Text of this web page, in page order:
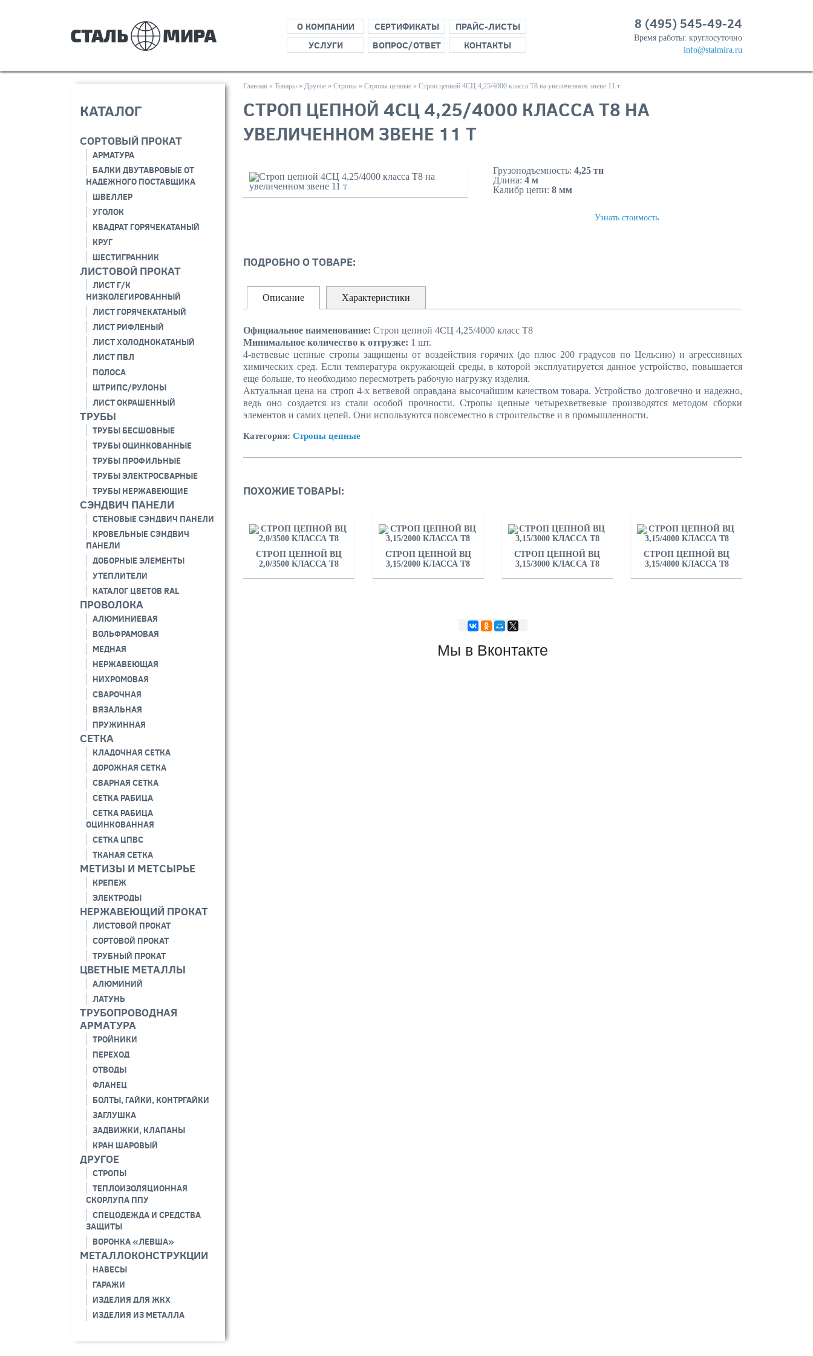
О КОМПАНИИ СЕРТИФИКАТЫ
ПРАЙС-ЛИСТЫ
УСЛУГИ
ВОПРОС/ОТВЕТ КОНТАКТЫ
8 (495) 545-49-24
Время работы: круглосуточно
info@stalmira.ru
КАТАЛОГ
СОРТОВЫЙ ПРОКАТ
АРМАТУРА
БАЛКИ ДВУТАВРОВЫЕ ОТ
НАДЕЖНОГО ПОСТАВЩИКА
ШВЕЛЛЕР
УГОЛОК
КВАДРАТ ГОРЯЧЕКАТАНЫЙ
КРУГ
ШЕСТИГРАННИК
ЛИСТОВОЙ ПРОКАТ
ЛИСТ Г/К
НИЗКОЛЕГИРОВАННЫЙ
ЛИСТ ГОРЯЧЕКАТАНЫЙ
ЛИСТ РИФЛЕНЫЙ
ЛИСТ ХОЛОДНОКАТАНЫЙ
ЛИСТ ПВЛ
ПОЛОСА
ШТРИПС/РУЛОНЫ
ЛИСТ ОКРАШЕННЫЙ
ТРУБЫ
ТРУБЫ БЕСШОВНЫЕ
ТРУБЫ ОЦИНКОВАННЫЕ
ТРУБЫ ПРОФИЛЬНЫЕ
ТРУБЫ ЭЛЕКТРОСВАРНЫЕ
ТРУБЫ НЕРЖАВЕЮЩИЕ
СЭНДВИЧ ПАНЕЛИ
СТЕНОВЫЕ СЭНДВИЧ ПАНЕЛИ
КРОВЕЛЬНЫЕ СЭНДВИЧ
ПАНЕЛИ
ДОБОРНЫЕ ЭЛЕМЕНТЫ
УТЕПЛИТЕЛИ
КАТАЛОГ ЦВЕТОВ RAL
ПРОВОЛОКА
АЛЮМИНИЕВАЯ
ВОЛЬФРАМОВАЯ
МЕДНАЯ
НЕРЖАВЕЮЩАЯ
НИХРОМОВАЯ
СВАРОЧНАЯ
ВЯЗАЛЬНАЯ
ПРУЖИННАЯ
СЕТКА
КЛАДОЧНАЯ СЕТКА
ДОРОЖНАЯ СЕТКА
СВАРНАЯ СЕТКА
СЕТКА РАБИЦА
СЕТКА РАБИЦА
ОЦИНКОВАННАЯ
СЕТКА ЦПВС
ТКАНАЯ СЕТКА
МЕТИЗЫ И МЕТСЫРЬЕ
КРЕПЕЖ
ЭЛЕКТРОДЫ
НЕРЖАВЕЮЩИЙ ПРОКАТ
ЛИСТОВОЙ ПРОКАТ
СОРТОВОЙ ПРОКАТ
ТРУБНЫЙ ПРОКАТ
ЦВЕТНЫЕ МЕТАЛЛЫ
АЛЮМИНИЙ
ЛАТУНЬ
ТРУБОПРОВОДНАЯ
АРМАТУРА
ТРОЙНИКИ
ПЕРЕХОД
ОТВОДЫ
ФЛАНЕЦ
БОЛТЫ, ГАЙКИ, КОНТРГАЙКИ
ЗАГЛУШКА
ЗАДВИЖКИ, КЛАПАНЫ
КРАН ШАРОВЫЙ
ДРУГОЕ
СТРОПЫ
ТЕПЛОИЗОЛЯЦИОННАЯ
СКОРЛУПА ППУ
СПЕЦОДЕЖДА И СРЕДСТВА
ЗАЩИТЫ
ВОРОНКА «ЛЕВША»
МЕТАЛЛОКОНСТРУКЦИИ
НАВЕСЫ
ГАРАЖИ
ИЗДЕЛИЯ ДЛЯ ЖКХ
ИЗДЕЛИЯ ИЗ МЕТАЛЛА
Главная » Товары » Другое » Стропы » Стропы цепные » Строп цепной 4СЦ 4,25/4000 класса Т8 на увеличенном звене 11 т
СТРОП ЦЕПНОЙ 4СЦ 4,25/4000 КЛАССА Т8 НА
УВЕЛИЧЕННОМ ЗВЕНЕ 11 Т
Грузоподъемность: 4,25 тн
Длина: 4 м
Калибр цепи: 8 мм
Узнать стоимость
ПОДРОБНО О ТОВАРЕ:
Описание Характеристики
Официальное наименование: Строп цепной 4СЦ 4,25/4000 класс Т8
Минимальное количество к отгрузке: 1 шт.
4-ветвевые цепные стропы защищены от воздействия горячих (до плюс 200 градусов по Цельсию) и агрессивных
химических сред. Если температура окружающей среды, в которой эксплуатируется данное устройство, повышается
еще больше, то необходимо пересмотреть рабочую нагрузку изделия.
Актуальная цена на строп 4-х ветвевой оправдана высочайшим качеством товара. Устройство долговечно и надежно,
ведь оно создается из стали особой прочности. Стропы цепные четырехветвевые производятся методом сборки
элементов и самих цепей. Они используются повсеместно в строительстве и в промышленности.
Категория: Стропы цепные
ПОХОЖИЕ ТОВАРЫ:
СТРОП ЦЕПНОЙ ВЦ
2,0/3500 КЛАССА Т8
СТРОП ЦЕПНОЙ ВЦ
3,15/2000 КЛАССА Т8
СТРОП ЦЕПНОЙ ВЦ
3,15/3000 КЛАССА Т8
СТРОП ЦЕПНОЙ ВЦ
3,15/4000 КЛАССА Т8
Мы в Вконтакте